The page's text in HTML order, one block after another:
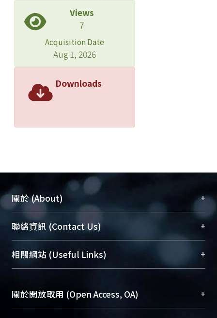
Views
7
Acquisition Date
Aug 1, 2026
Downloads
關於 (About) +
臺大位居世界頂尖大學之列，為永久珍藏及向國際
展現本校豐碩的研究成果及學術能量，圖書館整合
機構典藏（NTUR）與學術庫（AH）不同功能平
台，成為臺大學術典藏NTU scholars。期能整合研
成果。
To permanently archive and promote researcher
聯絡資訊 (Contact Us) +
總館學科館員(Main Library)
醫學圖書館學科館員(Medical Library)
Sciences Library)
相關網站 (Useful Links) +
關於開放取用 (Open Access, OA) +